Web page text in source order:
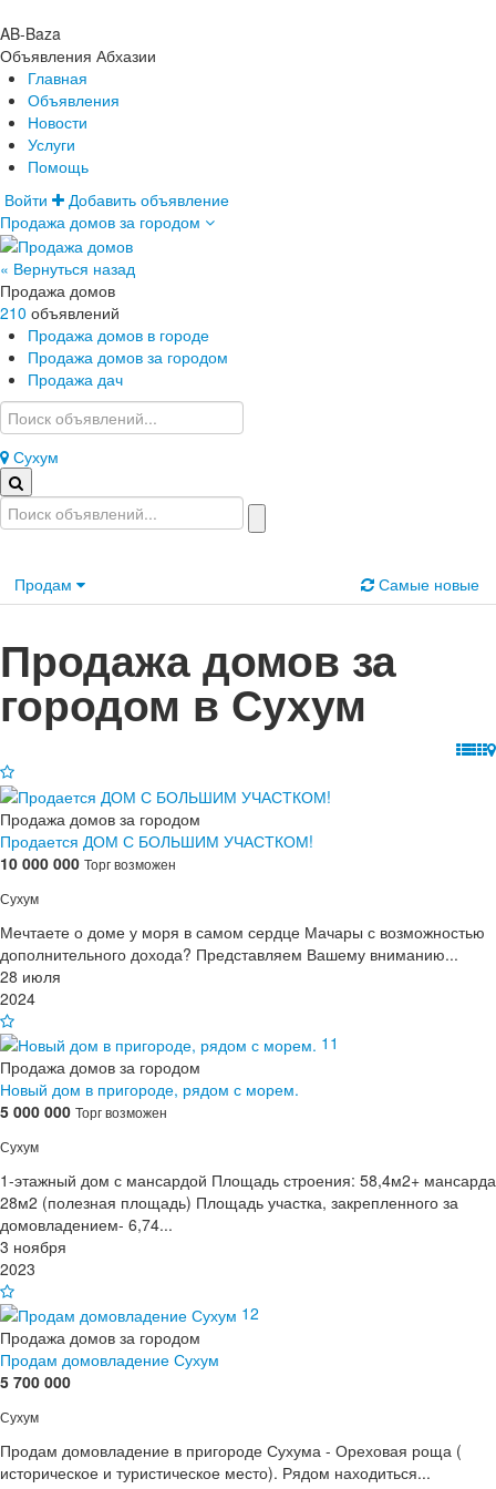
AB-Baza
Объявления Абхазии
Главная
Объявления
Новости
Услуги
Помощь
Войти
Добавить объявление
Главная
Объявления
Новости
Услуги
Помощь
Продажа домов за городом
« Вернуться назад
Продажа домов
210 объявлений
Продажа домов в городе
Продажа домов за городом
Продажа дач
Сухум
Продам Самые новые
Продажа домов за
городом в Сухум
Продажа домов за городом
Продается ДОМ С БОЛЬШИМ УЧАСТКОМ!
10 000 000 Торг возможен
Сухум
Мечтаете о доме у моря в самом сердце Мачары с возможностью
дополнительного дохода? Представляем Вашему вниманию...
28 июля
2024
11
Продажа домов за городом
Новый дом в пригороде, рядом с морем.
5 000 000 Торг возможен
Сухум
1-этажный дом с мансардой Площадь строения: 58,4м2+ мансарда
28м2 (полезная площадь) Площадь участка, закрепленного за
домовладением- 6,74...
3 ноября
2023
12
Продажа домов за городом
Продам домовладение Сухум
5 700 000
Сухум
Продам домовладение в пригороде Сухума - Ореховая роща (
историческое и туристическое место). Рядом находиться...